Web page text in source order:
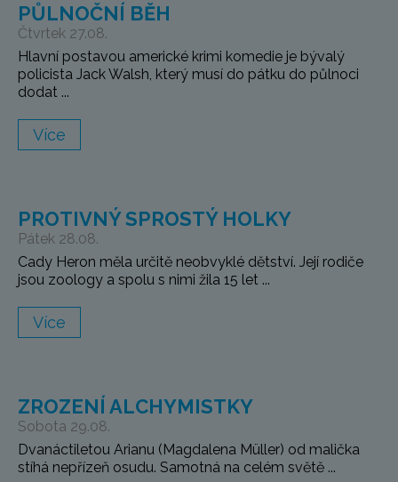
PŮLNOČNÍ BĚH
Čtvrtek 27.08.
Hlavní postavou americké krimi komedie je bývalý
policista Jack Walsh, který musí do pátku do půlnoci
dodat ...
Více
PROTIVNÝ SPROSTÝ HOLKY
Pátek 28.08.
Cady Heron měla určitě neobvyklé dětství. Její rodiče
jsou zoology a spolu s nimi žila 15 let ...
Více
ZROZENÍ ALCHYMISTKY
Sobota 29.08.
Dvanáctiletou Arianu (Magdalena Müller) od malička
stíhá nepřízeň osudu. Samotná na celém světě ...